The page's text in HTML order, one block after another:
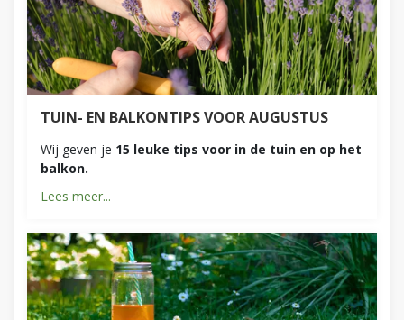
TUIN- EN BALKONTIPS VOOR AUGUSTUS
Wij geven je 15 leuke tips voor in de tuin en op het
balkon.
Lees meer...